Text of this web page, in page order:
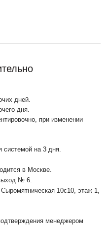
дней.
дня.
при изменении
системой на 3 дня.
в Москве.
№ 6.
10с10, этаж 1,
менеджером